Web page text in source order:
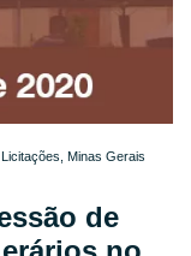
Licitações Minas Gerais
de